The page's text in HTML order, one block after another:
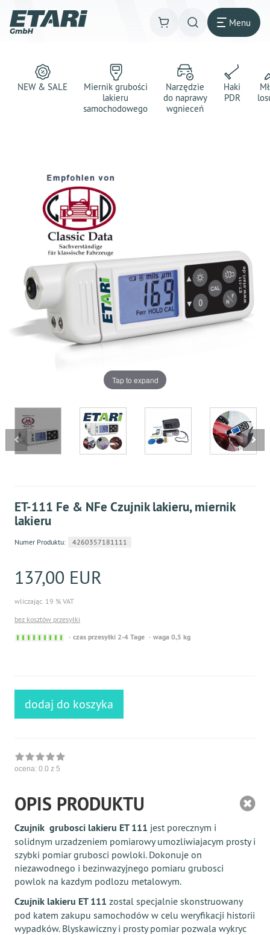
Menu
NEW & SALE
Miernik grubości
lakieru
samochodowego
Narzędzie
do naprawy
wgnieceń
Haki
PDR
Tap to expand
ET-111 Fe & NFe Czujnik lakieru, miernik
lakieru
Numer Produktu: 4260357181111
137,00 EUR
wliczając. 19 % VAT
bez kosztów przesyłki
Sofort
czas przesyłki 2-4 Tage waga 0,5 kg
dodaj do koszyka
ocena: 0.0 z 5
OPIS PRODUKTU
Czujnik grubosci lakieru ET 111 jest porecznym i
solidnym urzadzeniem pomiarowy umozliwiajacym prosty i
szybki pomiar grubosci powloki. Dokonuje on
niezawodnego i bezinwazyjnego pomiaru grubosci
powlok na kazdym podlozu metalowym.
Czujnik lakieru ET 111 zostal specjalnie skonstruowany
pod katem zakupu samochodów w celu weryfikacji historii
wypadków. Blyskawiczny i prosty pomiar pozwala wykryc